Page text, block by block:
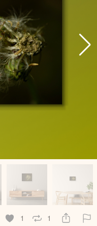
1 1